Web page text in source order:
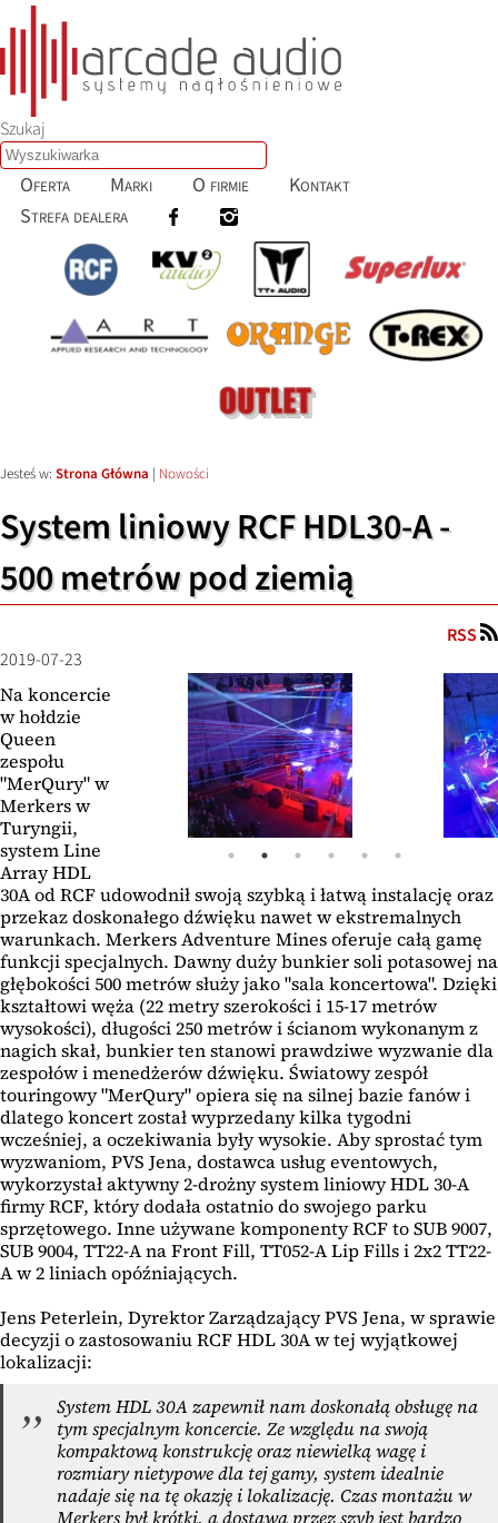
Szukaj
Oferta Marki O firmie
Kontakt
Strefa dealera
Jesteś w: Strona Główna | Nowości
System liniowy RCF HDL30-A -
500 metrów pod ziemią
RSS
2019-07-23
Na koncercie
w hołdzie
Queen
zespołu
"MerQury" w
Merkers w
Turyngii,
system Line
Array HDL
30A od RCF udowodnił swoją szybką i łatwą instalację oraz
przekaz doskonałego dźwięku nawet w ekstremalnych
warunkach. Merkers Adventure Mines oferuje całą gamę
funkcji specjalnych. Dawny duży bunkier soli potasowej na
głębokości 500 metrów służy jako "sala koncertowa". Dzięki
kształtowi węża (22 metry szerokości i 15-17 metrów
wysokości), długości 250 metrów i ścianom wykonanym z
nagich skał, bunkier ten stanowi prawdziwe wyzwanie dla
zespołów i menedżerów dźwięku. Światowy zespół
touringowy "MerQury" opiera się na silnej bazie fanów i
dlatego koncert został wyprzedany kilka tygodni
wcześniej, a oczekiwania były wysokie. Aby sprostać tym
wyzwaniom, PVS Jena, dostawca usług eventowych,
wykorzystał aktywny 2-drożny system liniowy HDL 30-A
firmy RCF, który dodała ostatnio do swojego parku
sprzętowego. Inne używane komponenty RCF to SUB 9007,
SUB 9004, TT22-A na Front Fill, TT052-A Lip Fills i 2x2 TT22-
A w 2 liniach opóźniających.
Jens Peterlein, Dyrektor Zarządzający PVS Jena, w sprawie
decyzji o zastosowaniu RCF HDL 30A w tej wyjątkowej
lokalizacji:
System HDL 30A zapewnił nam doskonałą obsługę na
tym specjalnym koncercie. Ze względu na swoją
kompaktową konstrukcję oraz niewielką wagę i
rozmiary nietypowe dla tej gamy, system idealnie
nadaje się na tę okazję i lokalizację. Czas montażu w
Merkers był krótki, a dostawa przez szyb jest bardzo